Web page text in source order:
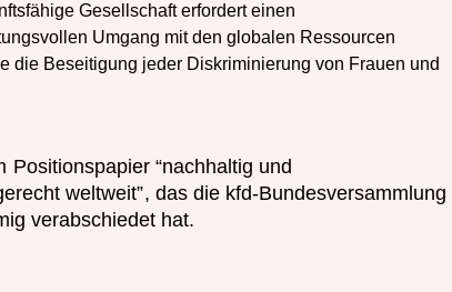
Gesellschaft erfordert einen
Umgang mit den globalen Ressourcen
die Beseitigung jeder Diskriminierung von Frauen und
Positionspapier “nachhaltig und
weltweit”, das die kfd-Bundesversammlung
verabschiedet hat.